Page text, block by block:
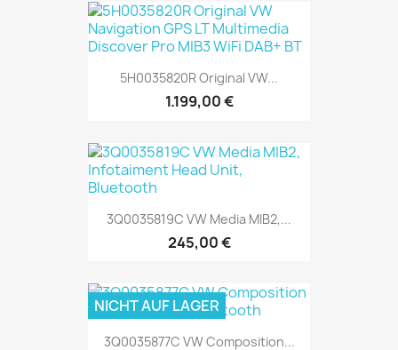
5H0035820R Original VW...
1.199,00 €
3Q0035819C VW Media MIB2,...
245,00 €
3Q0035877C VW Composition...
NICHT AUF LAGER